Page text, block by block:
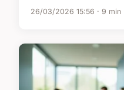
26/03/2026 15:56 · 9 min